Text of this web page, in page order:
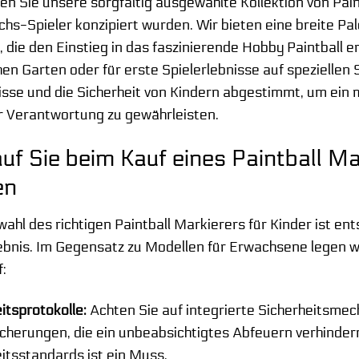
Spieler konzipiert wurden. Wir bieten eine breite
die den Einstieg in das faszinierende Hobby Paintball
Garten oder für erste Spielerlebnisse auf
und die Sicherheit von Kindern abgestimmt, um ein
Verantwortung zu gewährleisten.
Sie beim Kauf eines Paintball
des richtigen Paintball Markierers für Kinder ist
Im Gegensatz zu Modellen für Erwachsene
Achten Sie auf integrierte
die ein unbeabsichtigtes Abfeuern
ist ein Muss.